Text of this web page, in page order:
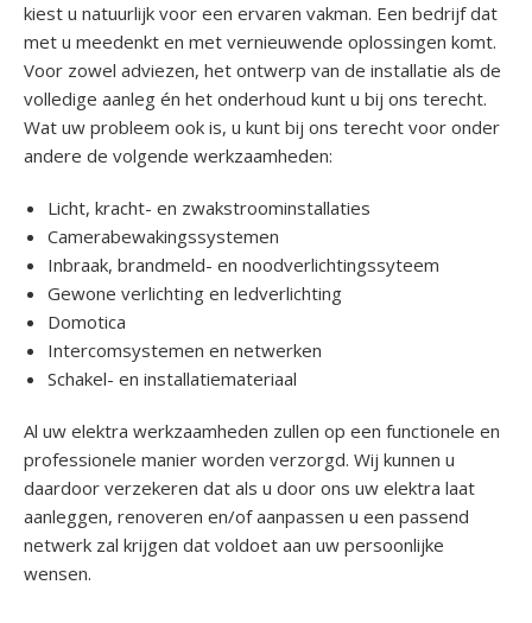
kiest u natuurlijk voor een ervaren vakman. Een bedrijf dat
met u meedenkt en met vernieuwende oplossingen komt.
Voor zowel adviezen, het ontwerp van de installatie als de
volledige aanleg én het onderhoud kunt u bij ons terecht.
Wat uw probleem ook is, u kunt bij ons terecht voor onder
andere de volgende werkzaamheden:
Licht, kracht- en zwakstroominstallaties
Camerabewakingssystemen
Inbraak, brandmeld- en noodverlichtingssyteem
Gewone verlichting en ledverlichting
Domotica
Intercomsystemen en netwerken
Schakel- en installatiemateriaal
Al uw elektra werkzaamheden zullen op een functionele en
professionele manier worden verzorgd. Wij kunnen u
daardoor verzekeren dat als u door ons uw elektra laat
aanleggen, renoveren en/of aanpassen u een passend
netwerk zal krijgen dat voldoet aan uw persoonlijke
wensen.